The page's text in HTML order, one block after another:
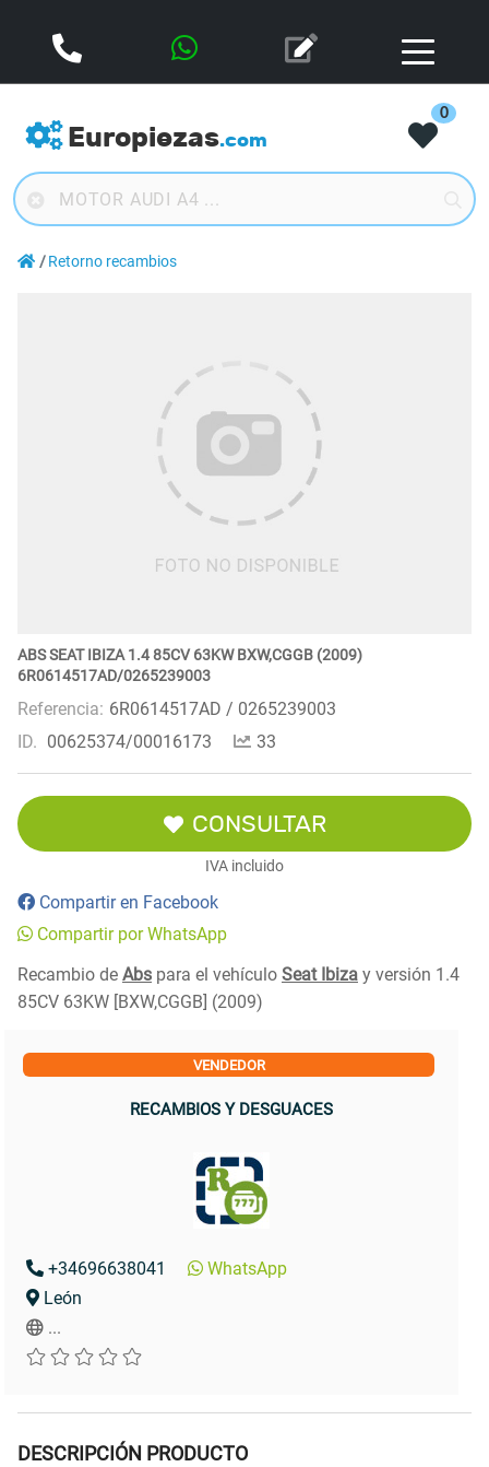
Europiezas.com
0
Retorno recambios
ABS SEAT IBIZA 1.4 85CV 63KW BXW,CGGB (2009)
6R0614517AD/0265239003
Referencia: 6R0614517AD / 0265239003
ID. 00625374/00016173 33
CONSULTAR
IVA incluido
Compartir en Facebook
Compartir por WhatsApp
Recambio de Abs para el vehículo Seat Ibiza y versión 1.4
85CV 63KW [BXW,CGGB] (2009)
VENDEDOR
RECAMBIOS Y DESGUACES
+34696638041
WhatsApp
León
...
DESCRIPCIÓN PRODUCTO